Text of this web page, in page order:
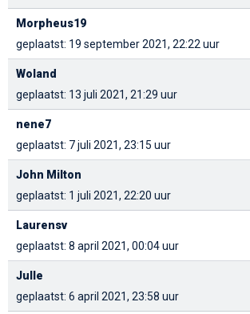
Morpheus19
geplaatst: 19 september 2021, 22:22 uur
Woland
geplaatst: 13 juli 2021, 21:29 uur
nene7
geplaatst: 7 juli 2021, 23:15 uur
John Milton
geplaatst: 1 juli 2021, 22:20 uur
Laurensv
geplaatst: 8 april 2021, 00:04 uur
Julle
geplaatst: 6 april 2021, 23:58 uur